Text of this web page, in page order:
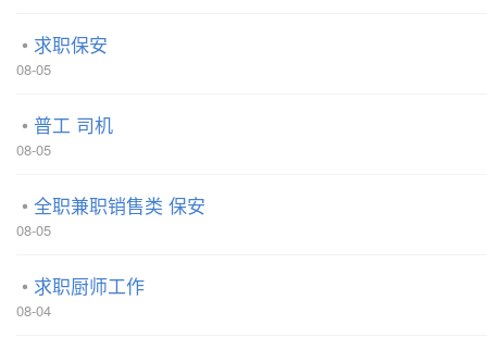
求职保安
08-05
普工 司机
08-05
全职兼职销售类 保安
08-05
求职厨师工作
08-04